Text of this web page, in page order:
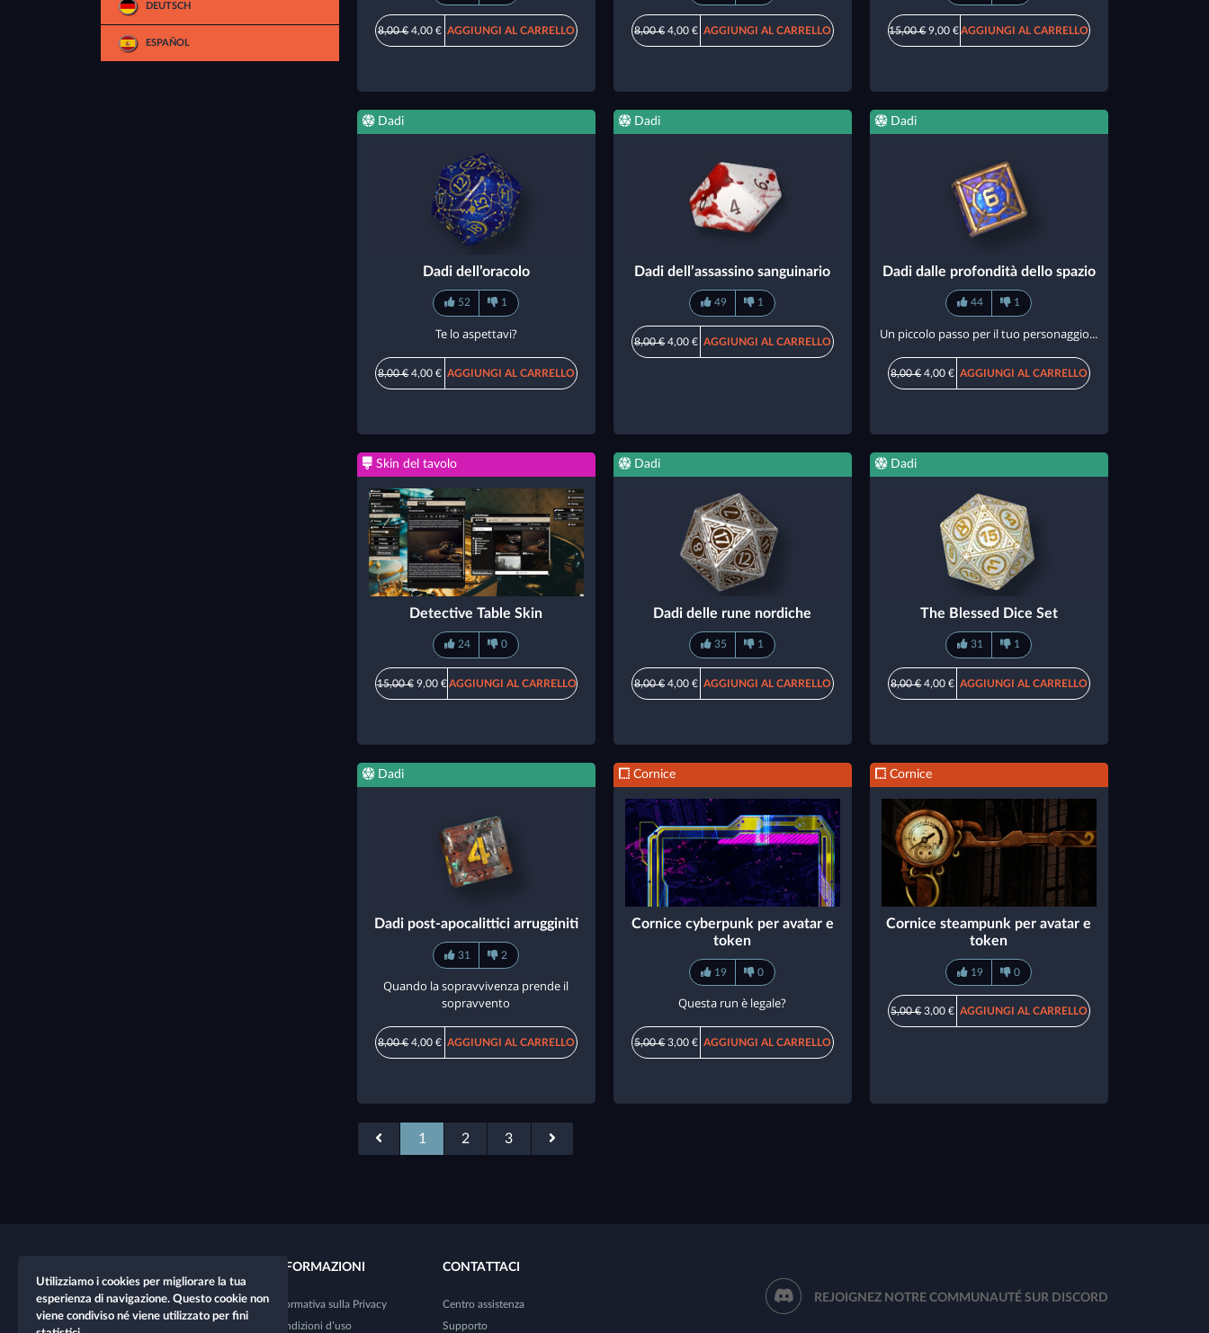
DEUTSCH
ESPAÑOL
8,00 €4,00 € AGGIUNGI AL CARRELLO 8,00 €4,00 € AGGIUNGI AL CARRELLO 15,00 €9,00 € AGGIUNGI AL CARRELLO
Dadi
Dadi dell’oracolo
52 1
Te lo aspettavi?
8,00 €4,00 € AGGIUNGI AL CARRELLO
Dadi
Dadi dell’assassino sanguinario
49 1
8,00 €4,00 € AGGIUNGI AL CARRELLO
Dadi
Dadi dalle profondità dello spazio
44 1
Un piccolo passo per il tuo personaggio...
8,00 €4,00 € AGGIUNGI AL CARRELLO
Skin del tavolo
Detective Table Skin
24 0
15,00 €9,00 € AGGIUNGI AL CARRELLO
Dadi
Dadi delle rune nordiche
35 1
8,00 €4,00 € AGGIUNGI AL CARRELLO
Dadi
The Blessed Dice Set
31 1
8,00 €4,00 € AGGIUNGI AL CARRELLO
Dadi
Dadi post-apocalittici arrugginiti
31 2
Quando la sopravvivenza prende il
sopravvento
8,00 €4,00 € AGGIUNGI AL CARRELLO
Cornice
Cornice cyberpunk per avatar e
token
19 0
Questa run è legale?
5,00 €3,00 € AGGIUNGI AL CARRELLO
Cornice
Cornice steampunk per avatar e
token
19 0
5,00 €3,00 € AGGIUNGI AL CARRELLO
1 2 3
Nuovo personaggio
INFORMAZIONI
Informativa sulla Privacy
Condizioni d’uso
CONTATTACI
Centro assistenza
Supporto
REJOIGNEZ NOTRE COMMUNAUTÉ SUR DISCORD
Utilizziamo i cookies per migliorare la tua
esperienza di navigazione. Questo cookie non
viene condiviso né viene utilizzato per fini